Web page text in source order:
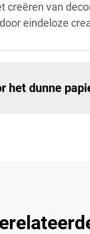
creëren van
eindeloze
het dunne